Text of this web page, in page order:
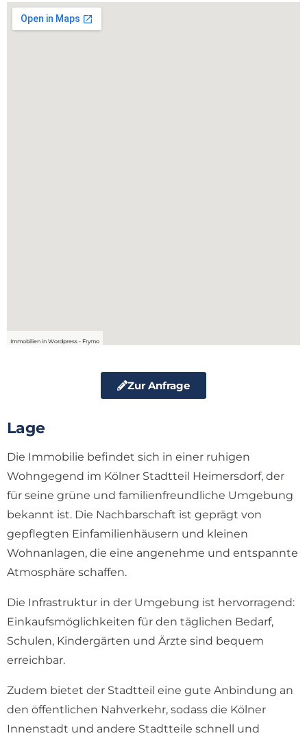
Immobilien in Wordpress - Frymo
Zur Anfrage
Lage
Die Immobilie befindet sich in einer ruhigen
Wohngegend im Kölner Stadtteil Heimersdorf, der
für seine grüne und familienfreundliche Umgebung
bekannt ist. Die Nachbarschaft ist geprägt von
gepflegten Einfamilienhäusern und kleinen
Wohnanlagen, die eine angenehme und entspannte
Atmosphäre schaffen.
Die Infrastruktur in der Umgebung ist hervorragend:
Einkaufsmöglichkeiten für den täglichen Bedarf,
Schulen, Kindergärten und Ärzte sind bequem
erreichbar.
Zudem bietet der Stadtteil eine gute Anbindung an
den öffentlichen Nahverkehr, sodass die Kölner
Innenstadt und andere Stadtteile schnell und